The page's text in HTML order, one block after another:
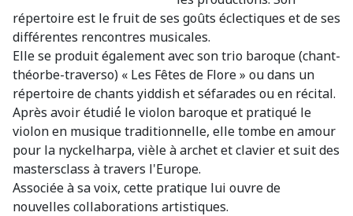
répertoire est le fruit de ses goûts éclectiques et de ses
différentes rencontres musicales.
Elle se produit également avec son trio baroque (chant-
théorbe-traverso) « Les Fêtes de Flore » ou dans un
répertoire de chants yiddish et séfarades ou en récital.
Après avoir étudié́ le violon baroque et pratiqué le
violon en musique traditionnelle, elle tombe en amour
pour la nyckelharpa, vièle à archet et clavier et suit des
mastersclass à travers l'Europe.
Associée à sa voix, cette pratique lui ouvre de
nouvelles collaborations artistiques.